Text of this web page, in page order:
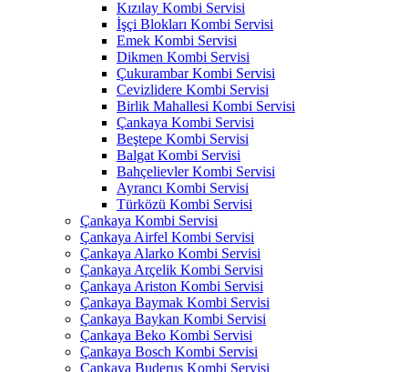
Kızılay Kombi Servisi
İşçi Blokları Kombi Servisi
Emek Kombi Servisi
Dikmen Kombi Servisi
Çukurambar Kombi Servisi
Cevizlidere Kombi Servisi
Birlik Mahallesi Kombi Servisi
Çankaya Kombi Servisi
Beştepe Kombi Servisi
Balgat Kombi Servisi
Bahçelievler Kombi Servisi
Ayrancı Kombi Servisi
Türközü Kombi Servisi
Çankaya Kombi Servisi
Çankaya Airfel Kombi Servisi
Çankaya Alarko Kombi Servisi
Çankaya Arçelik Kombi Servisi
Çankaya Ariston Kombi Servisi
Çankaya Baymak Kombi Servisi
Çankaya Baykan Kombi Servisi
Çankaya Beko Kombi Servisi
Çankaya Bosch Kombi Servisi
Çankaya Buderus Kombi Servisi